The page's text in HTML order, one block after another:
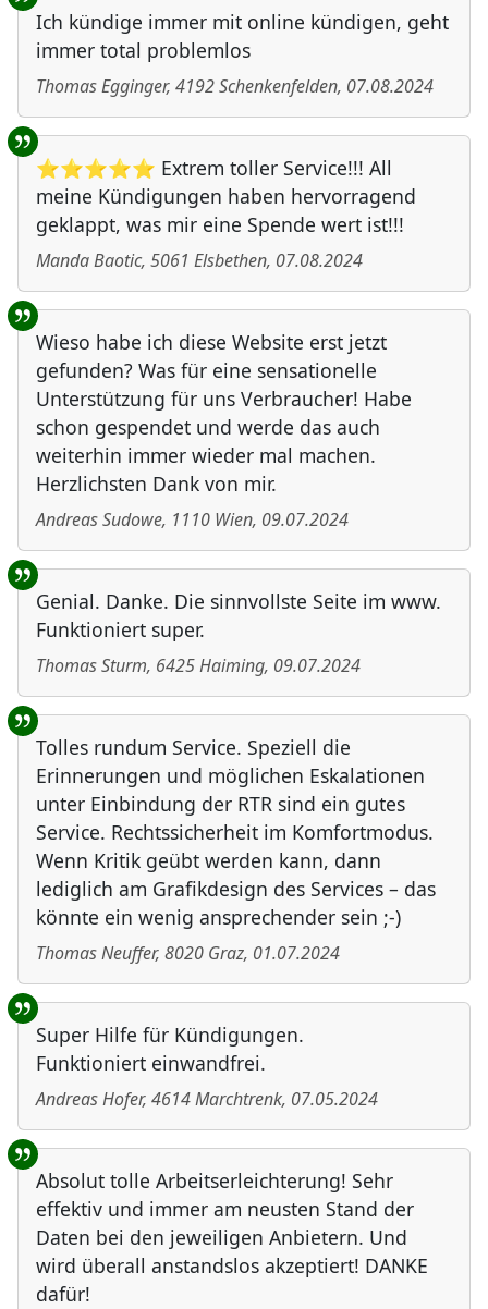
Ich kündige immer mit online kündigen, geht
immer total problemlos
Thomas Egginger, 4192Schenkenfelden, 07.08.2024
⭐⭐⭐⭐⭐ Extrem toller Service!!! All
meine Kündigungen haben hervorragend
geklappt, was mir eine Spende wert ist!!!
Manda Baotic, 5061 Elsbethen, 07.08.2024
Wieso habe ich diese Website erst jetzt
gefunden? Was für eine sensationelle
Unterstützung für uns Verbraucher! Habe
schon gespendet und werde das auch
weiterhin immer wieder mal machen.
Herzlichsten Dank von mir.
Andreas Sudowe, 1110 Wien, 09.07.2024
Genial. Danke. Die sinnvollste Seite im www.
Funktioniert super.
Thomas Sturm, 6425Haiming, 09.07.2024
Tolles rundum Service. Speziell die
Erinnerungen und möglichen Eskalationen
unter Einbindung der RTR sind ein gutes
Service. Rechtssicherheit im Komfortmodus.
Wenn Kritik geübt werden kann, dann
lediglich am Grafikdesign des Services – das
könnte ein wenig ansprechender sein ;-)
Thomas Neuffer, 8020 Graz, 01.07.2024
Super Hilfe für Kündigungen.
Funktioniert einwandfrei.
Andreas Hofer, 4614Marchtrenk, 07.05.2024
Absolut tolle Arbeitserleichterung! Sehr
effektiv und immer am neusten Stand der
Daten bei den jeweiligen Anbietern. Und
wird überall anstandslos akzeptiert! DANKE
dafür!